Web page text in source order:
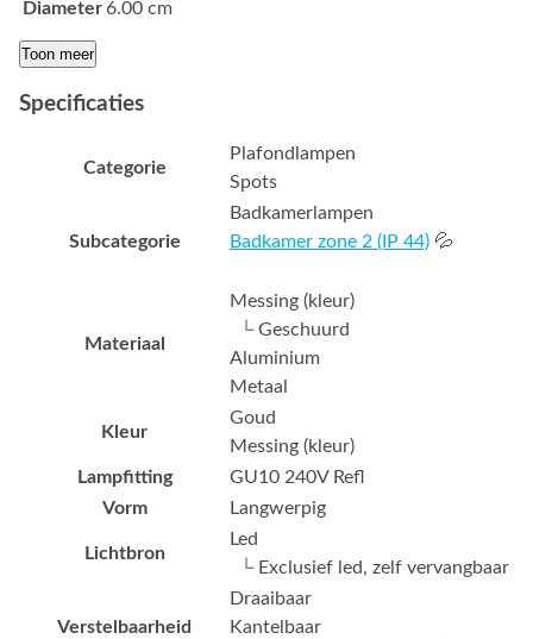
Diameter 6.00 cm
Toon meer
Specificaties
Categorie
Plafondlampen
Spots
Subcategorie
Badkamerlampen
Badkamer zone 2 (IP 44) 💦
Materiaal
Messing (kleur)
└ Geschuurd
Aluminium
Metaal
Kleur
Goud
Messing (kleur)
Lampfitting
GU10 240V Refl
Vorm
Langwerpig
Lichtbron
Led
└ Exclusief led, zelf vervangbaar
Verstelbaarheid
Draaibaar
Kantelbaar